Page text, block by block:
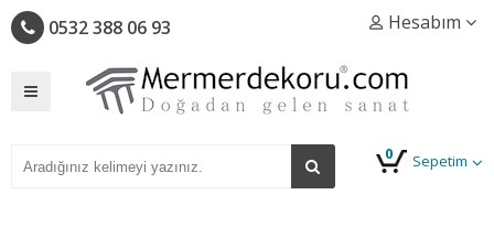
0532 388 06 93 Hesabım
Sepetim
0